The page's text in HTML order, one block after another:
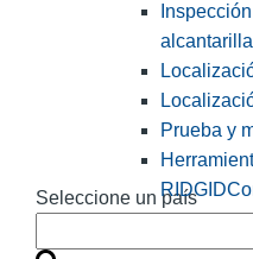
Seleccione un país
Prueba y